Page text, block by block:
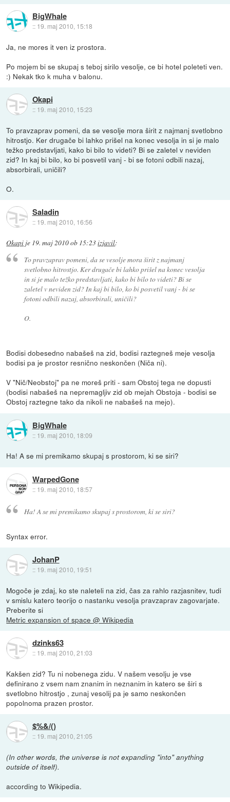
BigWhale
:: 19. maj 2010, 15:18
Ja, ne mores it ven iz prostora.
Po mojem bi se skupaj s teboj sirilo vesolje, ce bi hotel poleteti ven.
:) Nekak tko k muha v balonu.
Okapi
:: 19. maj 2010, 15:23
To pravzaprav pomeni, da se vesolje mora širit z najmanj svetlobno
hitrostjo. Ker drugače bi lahko prišel na konec vesolja in si je malo
težko predstavljati, kako bi bilo to videti? Bi se zaletel v neviden
zid? In kaj bi bilo, ko bi posvetil vanj - bi se fotoni odbili nazaj,
absorbirali, uničili?
O.
Saladin
:: 19. maj 2010, 16:56
Okapi je 19. maj 2010 ob 15:23izjavil:
To pravzaprav pomeni, da se vesolje mora širit z najmanj
svetlobno hitrostjo. Ker drugače bi lahko prišel na konec vesolja
in si je malo težko predstavljati, kako bi bilo to videti? Bi se
zaletel v neviden zid? In kaj bi bilo, ko bi posvetil vanj - bi se
fotoni odbili nazaj, absorbirali, uničili?
O.
Bodisi dobesedno nabašeš na zid, bodisi raztegneš meje vesolja
bodisi pa je prostor resnično neskončen (Niča ni).
V "Nič/Neobstoj" pa ne moreš priti - sam Obstoj tega ne dopusti
(bodisi nabašeš na nepremagljiv zid ob mejah Obstoja - bodisi se
Obstoj raztegne tako da nikoli ne nabašeš na mejo).
BigWhale
:: 19. maj 2010, 18:09
Ha! A se mi premikamo skupaj s prostorom, ki se siri?
WarpedGone
:: 19. maj 2010, 18:57
Ha! A se mi premikamo skupaj s prostorom, ki se siri?
Syntax error.
JohanP
:: 19. maj 2010, 19:51
Mogoče je zdaj, ko ste naleteli na zid, čas za rahlo razjasnitev, tudi
v smislu katero teorijo o nastanku vesolja pravzaprav zagovarjate.
Preberite si
Metric expansion of space @ Wikipedia
dzinks63
:: 19. maj 2010, 21:03
Kakšen zid? Tu ni nobenega zidu. V našem vesolju je vse
definirano z vsem nam znanim in neznanim in katero se širi s
svetlobno hitrostjo , zunaj vesolij pa je samo neskončen
popolnoma prazen prostor.
$%&/()
:: 19. maj 2010, 21:05
(In other words, the universe is not expanding "into" anything
outside of itself).
according to Wikipedia.